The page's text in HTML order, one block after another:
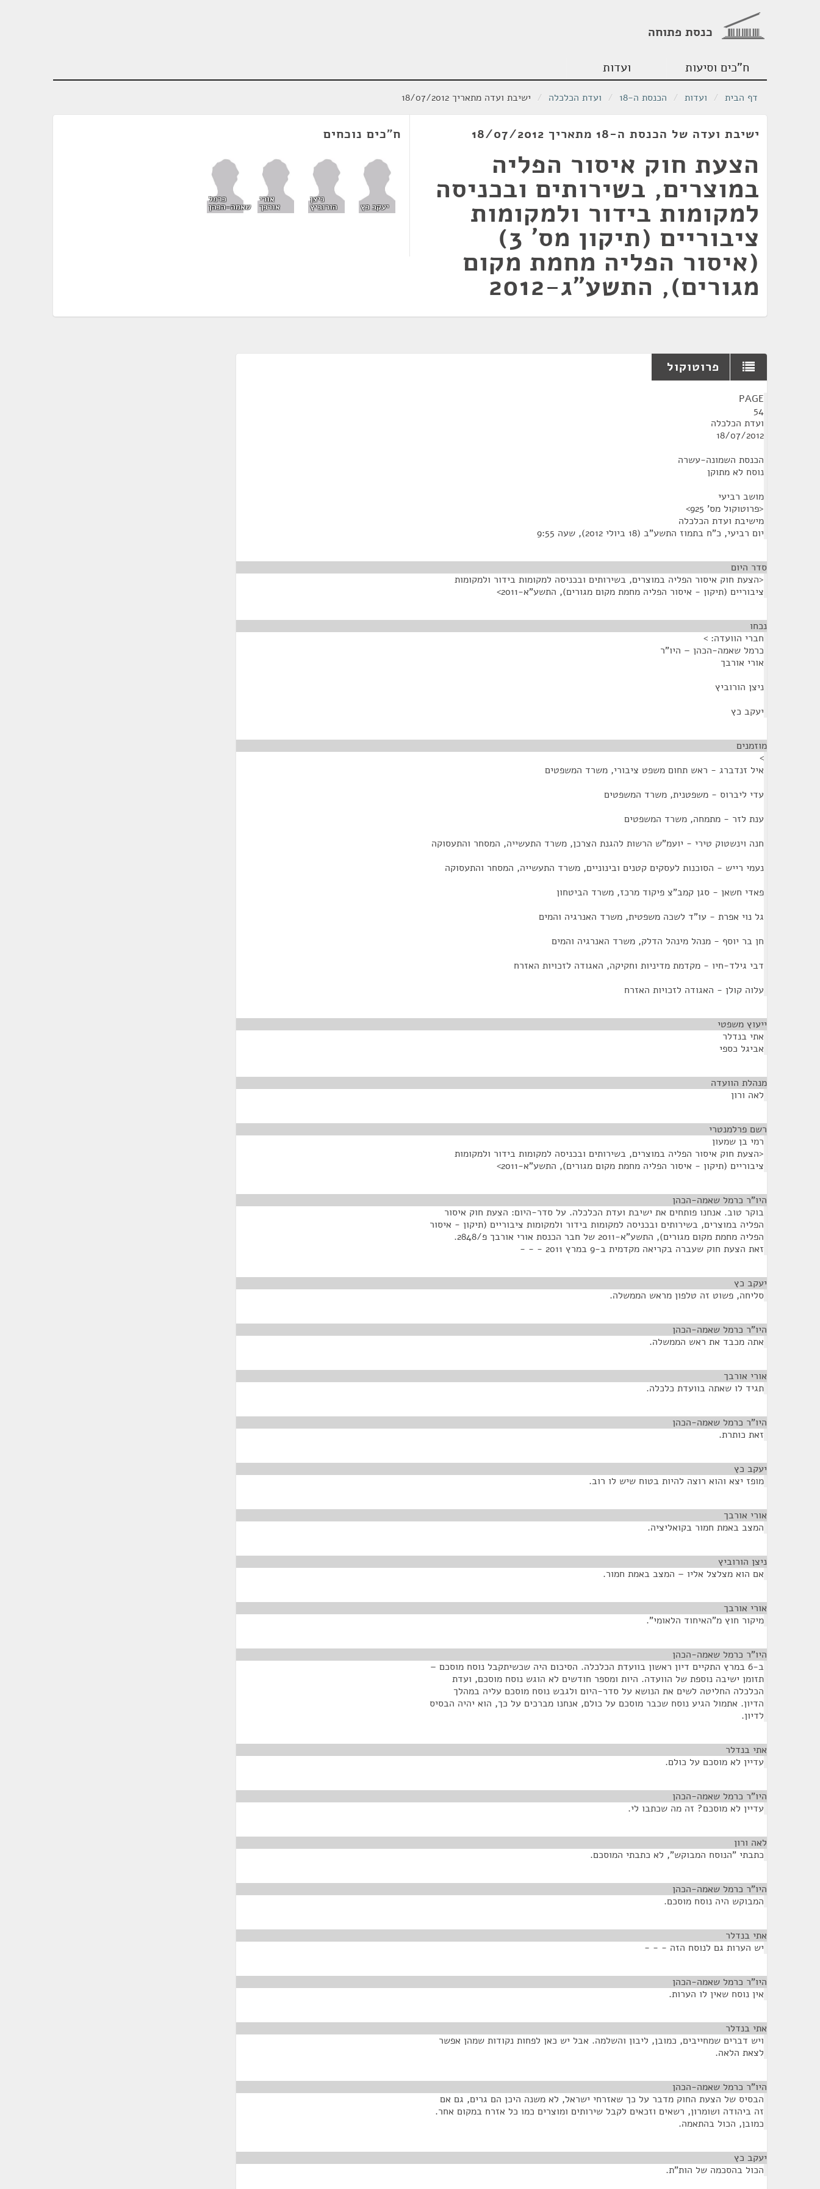
כנסת פתוחה
ח"כים וסיעות ועדות
דף הבית / ועדות / הכנסת ה-18 / ועדת הכלכלה / ישיבת ועדה מתאריך 18/07/2012
ישיבת ועדה של הכנסת ה-18 מתאריך 18/07/2012
הצעת חוק איסור הפליה
במוצרים, בשירותים ובכניסה
למקומות בידור ולמקומות
ציבוריים (תיקון מס' 3)
(איסור הפליה מחמת מקום
מגורים), התשע"ג-2012
ח"כים נוכחים
יעקב כץ
ניצן
הורוביץ
אורי
אורבך
כרמל
שאמה-הכהן
פרוטוקול
PAGE
54
ועדת הכלכלה
18/07/2012
הכנסת השמונה-עשרה
נוסח לא מתוקן
מושב רביעי
<פרוטוקול מס' 925>
מישיבת ועדת הכלכלה
יום רביעי, כ"ח בתמוז התשע"ב (18 ביולי 2012), שעה 9:55
סדר היום
<הצעת חוק איסור הפליה במוצרים, בשירותים ובכניסה למקומות בידור ולמקומות
ציבוריים (תיקון - איסור הפליה מחמת מקום מגורים), התשע"א-2011>
נכחו
חברי הוועדה: >
כרמל שאמה-הכהן – היו"ר
אורי אורבך
ניצן הורוביץ
יעקב כץ
מוזמנים
>
איל זנדברג - ראש תחום משפט ציבורי, משרד המשפטים
עדי ליברוס - משפטנית, משרד המשפטים
ענת לזר - מתמחה, משרד המשפטים
חנה וינשטוק טירי - יועמ"ש הרשות להגנת הצרכן, משרד התעשייה, המסחר והתעסוקה
נעמי רייש - הסוכנות לעסקים קטנים ובינוניים, משרד התעשייה, המסחר והתעסוקה
פאדי חשאן - סגן קמב"צ פיקוד מרכז, משרד הביטחון
גל נוי אפרת - עו"ד לשכה משפטית, משרד האנרגיה והמים
חן בר יוסף - מנהל מינהל הדלק, משרד האנרגיה והמים
דבי גילד-חיו - מקדמת מדיניות וחקיקה, האגודה לזכויות האזרח
עלוה קולן - האגודה לזכויות האזרח
ייעוץ משפטי
אתי בנדלר
אביגל כספי
מנהלת הוועדה
לאה ורון
רשם פרלמנטרי
רמי בן שמעון
<הצעת חוק איסור הפליה במוצרים, בשירותים ובכניסה למקומות בידור ולמקומות
ציבוריים (תיקון - איסור הפליה מחמת מקום מגורים), התשע"א-2011>
היו"ר כרמל שאמה-הכהן
בוקר טוב. אנחנו פותחים את ישיבת ועדת הכלכלה. על סדר-היום: הצעת חוק איסור
הפליה במוצרים, בשירותים ובכניסה למקומות בידור ולמקומות ציבוריים (תיקון - איסור
הפליה מחמת מקום מגורים), התשע"א-2011 של חבר הכנסת אורי אורבך פ/2848.
זאת הצעת חוק שעברה בקריאה מקדמית ב-9 במרץ 2011 - - -
יעקב כץ
סליחה, פשוט זה טלפון מראש הממשלה.
היו"ר כרמל שאמה-הכהן
אתה מכבד את ראש הממשלה.
אורי אורבך
תגיד לו שאתה בוועדת כלכלה.
היו"ר כרמל שאמה-הכהן
זאת כותרת.
יעקב כץ
מופז יצא והוא רוצה להיות בטוח שיש לו רוב.
אורי אורבך
המצב באמת חמור בקואליציה.
ניצן הורוביץ
אם הוא מצלצל אליו – המצב באמת חמור.
אורי אורבך
מיקור חוץ מ"האיחוד הלאומי".
היו"ר כרמל שאמה-הכהן
ב-6 במרץ התקיים דיון ראשון בוועדת הכלכלה. הסיכום היה שכשיתקבל נוסח מוסכם –
תזומן ישיבה נוספת של הוועדה. היות ומספר חודשים לא הוגש נוסח מוסכם, ועדת
הכלכלה החליטה לשים את הנושא על סדר-היום ולגבש נוסח מוסכם עליה במהלך
הדיון. אתמול הגיע נוסח שכבר מוסכם על כולם, אנחנו מברכים על כך, הוא יהיה הבסיס
לדיון.
אתי בנדלר
עדיין לא מוסכם על כולם.
היו"ר כרמל שאמה-הכהן
עדיין לא מוסכם? זה מה שכתבו לי.
לאה ורון
כתבתי "הנוסח המבוקש", לא כתבתי המוסכם.
היו"ר כרמל שאמה-הכהן
המבוקש היה נוסח מוסכם.
אתי בנדלר
יש הערות גם לנוסח הזה - - -
היו"ר כרמל שאמה-הכהן
אין נוסח שאין לו הערות.
אתי בנדלר
ויש דברים שמחייבים, כמובן, ליבון והשלמה. אבל יש כאן לפחות נקודות שמהן אפשר
לצאת הלאה.
היו"ר כרמל שאמה-הכהן
הבסיס של הצעת החוק מדבר על כך שאזרחי ישראל, לא משנה היכן הם גרים, גם אם
זה ביהודה ושומרון, רשאים וזכאים לקבל שירותים ומוצרים כמו כל אזרח במקום אחר.
כמובן, הכול בהתאמה.
יעקב כץ
הכול בהסכמה של הות"ת.